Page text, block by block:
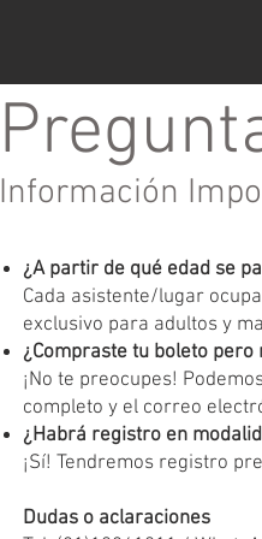
Información
¿A partir de qué edad se
Cada asistente/lugar
exclusivo para adultos y
¿Compraste tu boleto
¡No te preocupes!
completo y el correo
¿Habrá registro en
¡Sí! Tendremos registro
Dudas o aclaraciones